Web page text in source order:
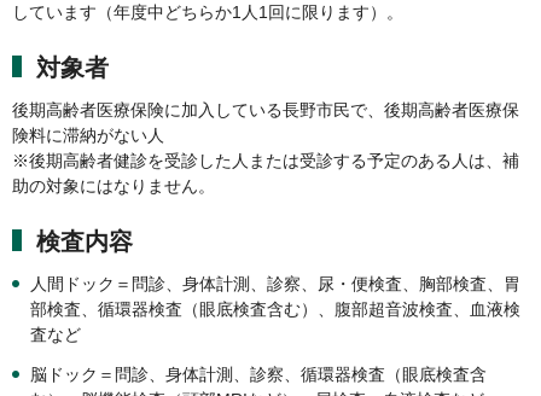
しています（年度中どちらか1人1回に限ります）。
対象者
後期高齢者医療保険に加入している長野市民で、後期高齢者医療保
険料に滞納がない人
※後期高齢者健診を受診した人または受診する予定のある人は、補
助の対象にはなりません。
検査内容
人間ドック＝問診、身体計測、診察、尿・便検査、胸部検査、胃
部検査、循環器検査（眼底検査含む）、腹部超音波検査、血液検
査など
脳ドック＝問診、身体計測、診察、循環器検査（眼底検査含